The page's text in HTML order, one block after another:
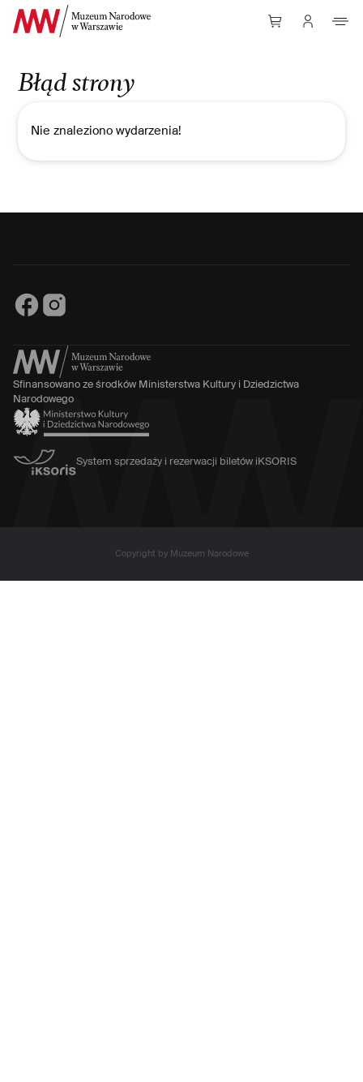
Przejdź do Treści
Błąd strony
Nie znaleziono wydarzenia!
Sfinansowano ze środków Ministerstwa Kultury i Dziedzictwa
Narodowego
System sprzedaży i rezerwacji biletów iKSORIS
Copyright by Muzeum Narodowe